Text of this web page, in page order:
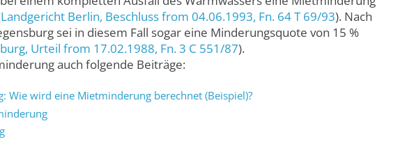
Landgericht Berlin, Beschluss from 04.06.1993, Fn. 64 T 69/93). Nach
sei in diesem Fall sogar eine Minderungs­quote von 15 %
, Urteil from 17.02.1988, Fn. 3 C 551/87).
auch folgende Beiträge:
Wie wird eine Mietminderung berechnet (Beispiel)?